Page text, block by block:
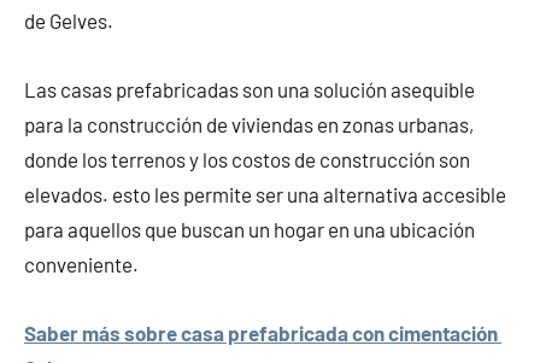
de Gelves.
Las casas prefabricadas son una solución asequible
para la construcción de viviendas en zonas urbanas,
donde los terrenos y los costos de construcción son
elevados. esto les permite ser una alternativa accesible
para aquellos que buscan un hogar en una ubicación
conveniente.
Saber más sobre casa prefabricada con cimentación